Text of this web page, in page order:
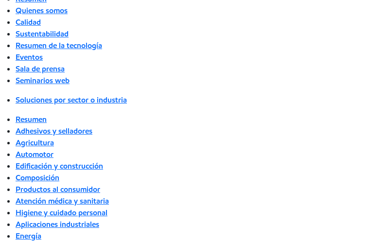
Quienes somos
Calidad
Sustentabilidad
Resumen de la tecnología
Eventos
Sala de prensa
Seminarios web
Soluciones por sector o industria
Resumen
Adhesivos y selladores
Agricultura
Automotor
Edificación y construcción
Composición
Productos al consumidor
Atención médica y sanitaria
Higiene y cuidado personal
Aplicaciones industriales
Energía